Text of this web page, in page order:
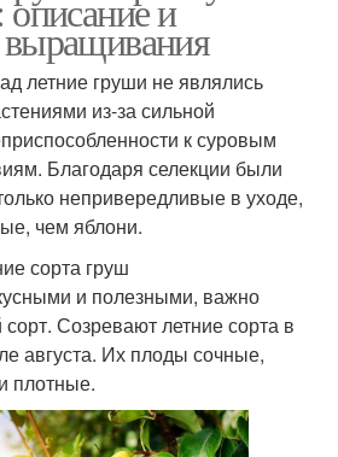
и
летние груши не являлись
из-за сильной
к суровым
Благодаря селекции были
непривередливые в уходе,
чем яблони.
сорта груш
и полезными, важно
Созревают летние сорта в
августа. Их плоды сочные,
плотные.